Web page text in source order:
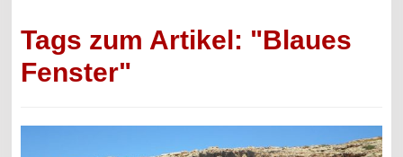
Tags zum Artikel: "Blaues
Fenster"